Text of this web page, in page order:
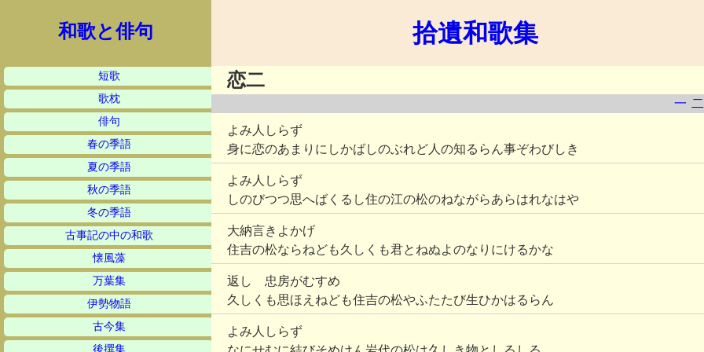
和歌と俳句
短歌
歌枕
俳句
春の季語
夏の季語
秋の季語
冬の季語
古事記の中の和歌
懐風藻
万葉集
伊勢物語
古今集
後撰集
拾遺和歌集
恋二
一 二
よみ人しらず
身に恋のあまりにしかばしのぶれど人の知るらん事ぞわびしき
よみ人しらず
しのびつつ思へばくるし住の江の松のねながらあらはれなはや
大納言きよかげ
住吉の松ならねども久しくも君とねぬよのなりにけるかな
返し 忠房がむすめ
久しくも思ほえねども住吉の松やふたたび生ひかはるらん
よみ人しらず